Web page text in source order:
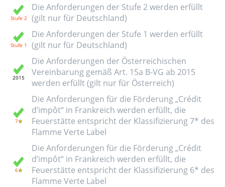
Die Anforderungen der Stufe 2 werden erfüllt
(gilt nur für Deutschland)
Die Anforderungen der Stufe 1 werden erfüllt
(gilt nur für Deutschland)
Die Anforderungen der Österreichischen
Vereinbarung gemäß Art. 15a B-VG ab 2015
werden erfüllt (gilt nur für Österreich)
Die Anforderungen für die Förderung „Crédit
d’impôt“ in Frankreich werden erfüllt, die
Feuerstätte entspricht der Klassifizierung 7* des
Flamme Verte Label
Die Anforderungen für die Förderung „Crédit
d’impôt“ in Frankreich werden erfüllt, die
Feuerstätte entspricht der Klassifizierung 6* des
Flamme Verte Label